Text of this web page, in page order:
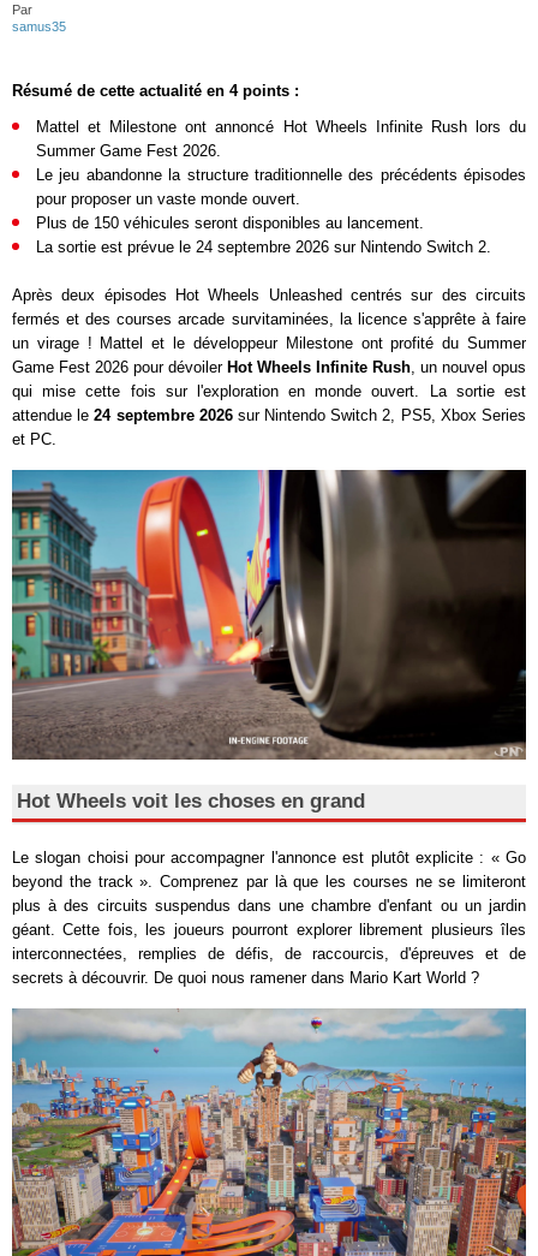
Par
samus35
Résumé de cette actualité en 4 points :
Mattel et Milestone ont annoncé
Hot Wheels Infinite Rushlors du
Summer Game Fest 2026.
Le jeu abandonne la structure traditionnelle des précédents épisodes
pour proposer un vaste monde ouvert.
Plus de 150 véhicules seront disponibles au lancement.
La sortie est prévue le 24 septembre 2026 sur Nintendo Switch 2.
Après deux épisodes Hot Wheels Unleashed centrés sur des circuits
fermés et des courses arcade survitaminées, la licence s'apprête à faire
un virage ! Mattel et le développeur Milestone ont profité du Summer
Game Fest 2026 pour dévoiler Hot Wheels Infinite Rush, un nouvel opus
qui mise cette fois sur l'exploration en monde ouvert. La sortie est
attendue le24 septembre 2026sur Nintendo Switch 2, PS5, Xbox Series
et PC.
Hot Wheels voit les choses en grand
Le slogan choisi pour accompagner l'annonce est plutôt explicite : « Go
beyond the track ». Comprenez par là que les courses ne se limiteront
plus à des circuits suspendus dans une chambre d'enfant ou un jardin
géant. Cette fois, les joueurs pourront explorer librement plusieurs îles
interconnectées, remplies de défis, de raccourcis, d'épreuves et de
secrets à découvrir. De quoi nous ramener dans Mario Kart World ?